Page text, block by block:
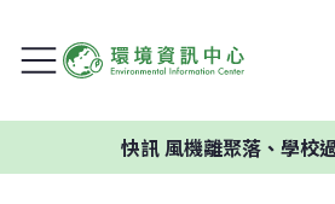
快訊風機離聚落、學校過近